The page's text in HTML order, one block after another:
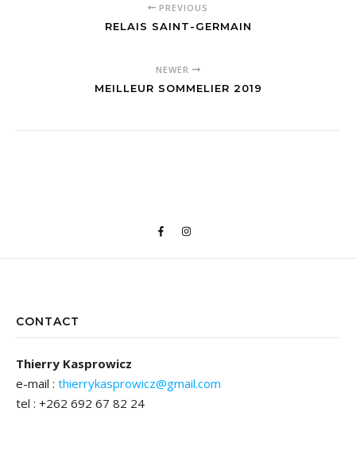
PREVIOUS
RELAIS SAINT-GERMAIN
NEWER
MEILLEUR SOMMELIER 2019
CONTACT
Thierry Kasprowicz
e-mail : thierrykasprowicz@gmail.com
tel : +262 692 67 82 24